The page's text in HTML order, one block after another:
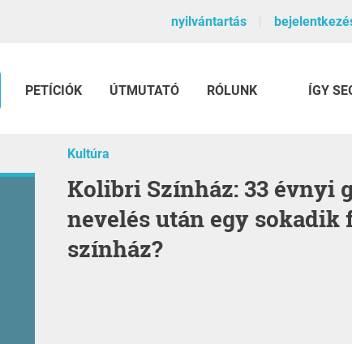
nyilvántartás
PETÍCIÓK ÚTMUTATÓ RÓLUNK ÍGY
Kultúra
Kolibri Színház: 33 évnyi gyermek
nevelés után egy sokadik
színház?